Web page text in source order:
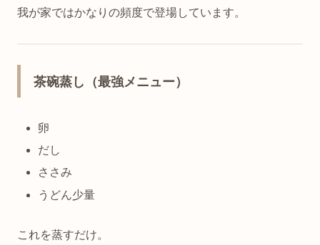
我が家ではかなりの頻度で登場しています。
茶碗蒸し（最強メニュー）
卵
だし
ささみ
うどん少量
これを蒸すだけ。